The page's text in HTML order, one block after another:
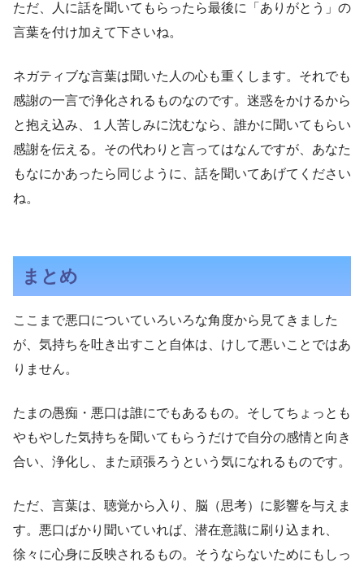
ただ、人に話を聞いてもらったら最後に「ありがとう」の
言葉を付け加えて下さいね。
ネガティブな言葉は聞いた人の心も重くします。それでも
感謝の一言で浄化されるものなのです。迷惑をかけるから
と抱え込み、１人苦しみに沈むなら、誰かに聞いてもらい
感謝を伝える。その代わりと言ってはなんですが、あなた
もなにかあったら同じように、話を聞いてあげてください
ね。
まとめ
ここまで悪口についていろいろな角度から見てきました
が、気持ちを吐き出すこと自体は、けして悪いことではあ
りません。
たまの愚痴・悪口は誰にでもあるもの。そしてちょっとも
やもやした気持ちを聞いてもらうだけで自分の感情と向き
合い、浄化し、また頑張ろうという気になれるものです。
ただ、言葉は、聴覚から入り、脳（思考）に影響を与えま
す。悪口ばかり聞いていれば、潜在意識に刷り込まれ、
徐々に心身に反映されるもの。そうならないためにもしっ